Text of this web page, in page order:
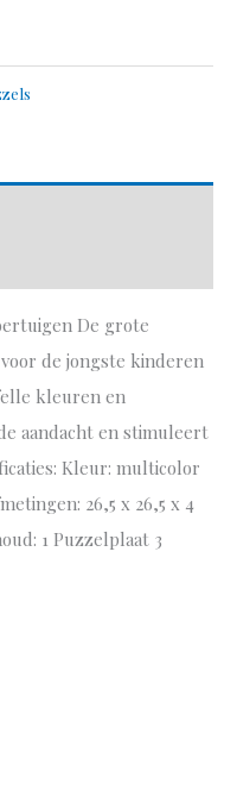
De grote
de jongste kinderen
kleuren en
aandacht en stimuleert
Kleur: multicolor
26,5 x 26,5 x 4
1 Puzzelplaat 3